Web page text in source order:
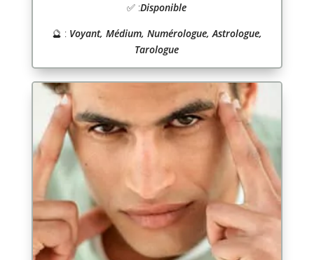
✅ :Disponible
🔮 : Voyant, Médium, Numérologue, Astrologue,
Tarologue